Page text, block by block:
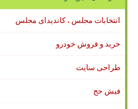
انتخابات مجلس ، کاندیدای مجلس
خرید و فروش خودرو
طراحی سایت
فیش حج